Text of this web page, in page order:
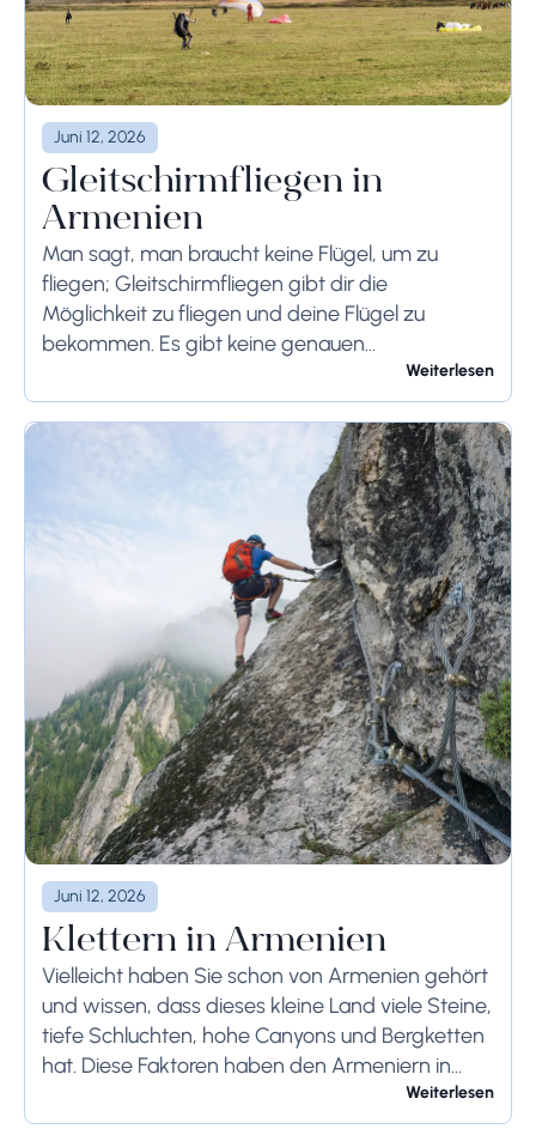
Juni 12, 2026
Gleitschirmfliegen in
Armenien
Man sagt, man braucht keine Flügel, um zu
fliegen; Gleitschirmfliegen gibt dir die
Möglichkeit zu fliegen und deine Flügel zu
bekommen. Es gibt keine genauen
Gleitschirmfliegen erfunden wurde oder wer
diesen wettbewerbsfähigen...
Weiterlesen
Juni 12, 2026
Klettern in Armenien
Vielleicht haben Sie schon von Armenien gehört
und wissen, dass dieses kleine Land viele Steine,
tiefe Schluchten, hohe Canyons und Bergketten
hat. Diese Faktoren haben den Armeniern in
Kriegen und in verschiedenen Situationen immer
Vorteile gebracht,...
Weiterlesen